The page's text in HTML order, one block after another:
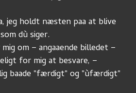
jeg holdt næsten paa at blive
dù siger.
om – angaaende billedet –
for mig at besvare, –
baade "færdigt" og "ùfærdigt"